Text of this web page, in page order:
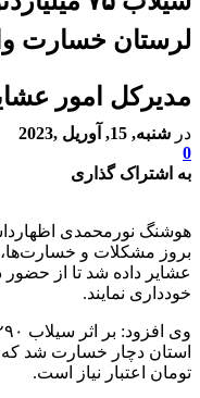
لرستان خسارت
مدیرکل امور
در شنبه, 15, آوریل ,2023
0
به اشتراک گذاری
هوشنگ نورمحمدی
بروز مشکلات و خسارت‌ها،
عشایر داده شد تا از حضور
خودداری نمایند.
تومان اعتبار نیاز است.